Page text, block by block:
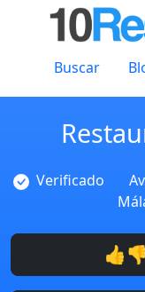
Buscar
Verificado